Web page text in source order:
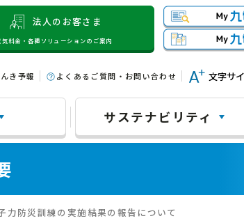
法人のお客さま
気料金・各種ソリューションのご案内
き予報 よくあるご質問・お問い合わせ 文字サ
サステナビリティ
力防災訓練の実施結果の報告について